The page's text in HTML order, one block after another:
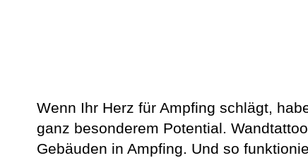
Wenn Ihr Herz für Ampfing schlägt,
ganz besonderem Potential.
Gebäuden in Ampfing. Und so